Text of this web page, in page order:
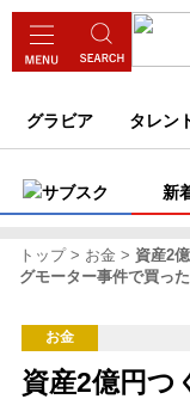
グラビア タレン
サブスク 新
トップ お金
資産2
グモーター事件で買っ
お金
資産2億円つ